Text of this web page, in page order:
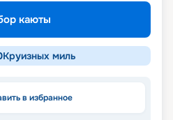
каюты
Круизных миль
в избранное